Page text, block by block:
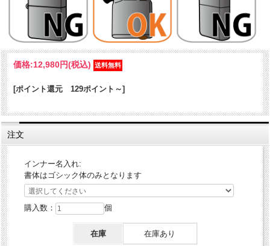
トヨタ自動車（株）の全面監修による「TOYOTA Zippo」の第二弾が登
場！トヨタのモータースポーツを起源に持つ「GRスープラ」、日本の
走破性を誇るピックアッ4WD「ハイラックス」、そして仕事からプラ
ZIPPOにデザイン。この車種のオーナーさんやファンにはたまらない
逸品に仕上がりました。
ケース形状：レギュラー・ケース
価格:12,980円(税込)
[ポイント還元 129ポイント～]
注文
インナー名入れ:
書体はゴシック体のみとなります
購入数： 個
在庫 在庫あり